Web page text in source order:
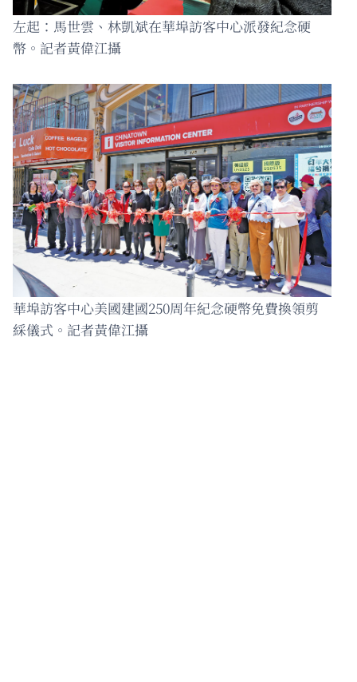
左起：馬世雲、林凱斌在華埠訪客中心派發紀念硬
幣。記者黃偉江攝
華埠訪客中心美國建國250周年紀念硬幣免費換領剪
綵儀式。記者黃偉江攝